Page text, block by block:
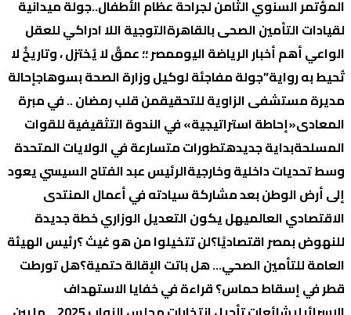
المؤتمر السنوي الثامن لجراحة عظام الأطفال..جولة ميدانية
لقيادات التأمين الصحى بالقاهرةالتوجية اللا ادراكي للعقل
الواعيأهم أخبار الرياضة اليوممصر ؛؛ عمقٌ لا يُختزل ، وتاريخٌ لا
تُحيط به رواية”جولة مفاجئة لوكيل وزارة الصحة بسوهاجإحالة
مديرة مستشفى الزاوية للتحقيقمن قلب رمضان .. في مبرة
المعادى«إحاطة استراتيجية» في الندوة التثقيفية للقوات
المسلحةبداية جديدهتطورات متسارعة في الولايات المتحدة
وسط تحديات داخلية وخارجيةالرئيس عبد الفتاح السيسي يعود
إلى أرض الوطن بعد مشاركة سيادته في أعمال المنتدى
الاقتصادي العالميهل يكون التعديل الوزاري خطة جديدة
للنهوض بمصر اقتصاديًا؟لن تتخيلوا من هو غيث ؟رئيس الهيئة
العامة للتأمين الصحي… هل باتت الإقالة حتمية؟هل تورطت
قطر في إسقاط حماس؟ قراءة في خفايا الاستهداف